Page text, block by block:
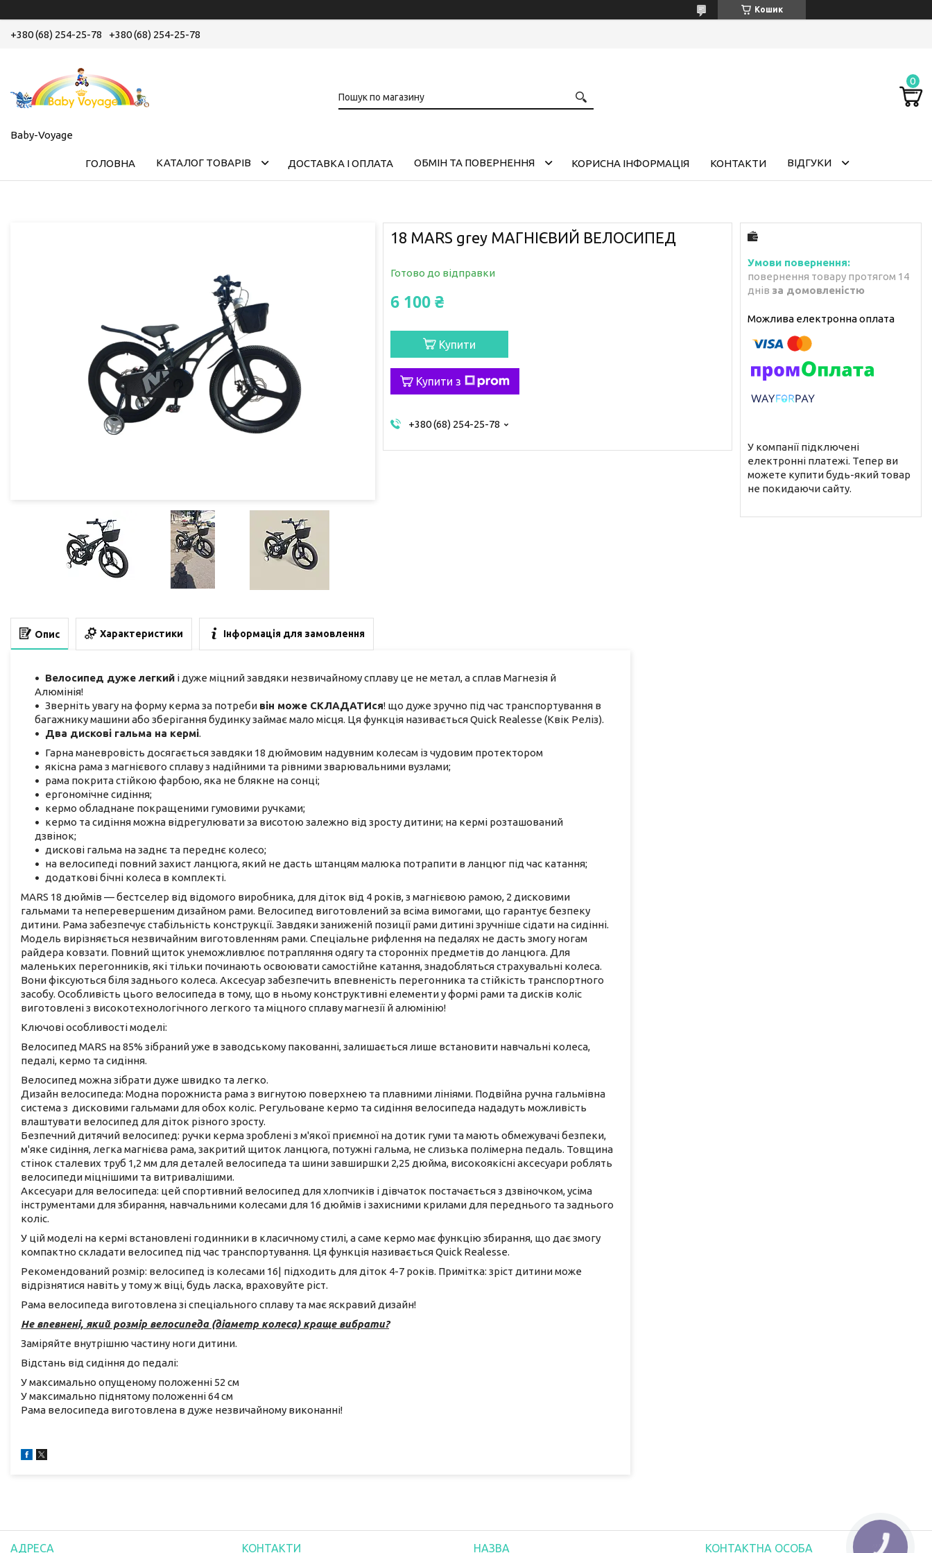
Кошик
+380 (68) 254-25-78 +380 (68) 254-25-78
Baby-Voyage
ГОЛОВНА КАТАЛОГ ТОВАРІВ ДОСТАВКА І ОПЛАТА ОБМІН ТА ПОВЕРНЕННЯ КОРИСНА ІНФОРМАЦІЯ КОНТАКТИ ВІДГУКИ
18 MARS grey МАГНІЄВИЙ ВЕЛОСИПЕД
Готово до відправки
6 100 ₴
Купити
Купити з
+380 (68) 254-25-78
повернення товару протягом 14
днів за домовленістю
У компанії підключені
електронні платежі. Тепер ви
можете купити будь-який товар
не покидаючи сайту.
Опис Характеристики Інформація для замовлення
Велосипед дуже легкий і дуже міцний завдяки незвичайному сплаву це не метал, а сплав Магнезія й
Алюмінія!
Зверніть увагу на форму керма за потреби він може СКЛАДАТИся! що дуже зручно під час транспортування в
багажнику машини або зберігання будинку займає мало місця. Ця функція називається Quick Realesse (Квік Реліз).
Два дискові гальма на кермі.
Гарна маневровість досягається завдяки 18 дюймовим надувним колесам із чудовим протектором
якісна рама з магнієвого сплаву з надійними та рівними зварювальними вузлами;
рама покрита стійкою фарбою, яка не блякне на сонці;
ергономічне сидіння;
кермо обладнане покращеними гумовими ручками;
кермо та сидіння можна відрегулювати за висотою залежно від зросту дитини; на кермі розташований
дзвінок;
дискові гальма на заднє та переднє колесо;
на велосипеді повний захист ланцюга, який не дасть штанцям малюка потрапити в ланцюг під час катання;
додаткові бічні колеса в комплекті.
MARS 18 дюймів — бестселер від відомого виробника, для діток від 4 років, з магнієвою рамою, 2 дисковими
гальмами та неперевершеним дизайном рами. Велосипед виготовлений за всіма вимогами, що гарантує безпеку
дитини. Рама забезпечує стабільність конструкції. Завдяки заниженій позиції рами дитині зручніше сідати на сидінні.
Модель вирізняється незвичайним виготовленням рами. Спеціальне рифлення на педалях не дасть змогу ногам
райдера ковзати. Повний щиток унеможливлює потрапляння одягу та сторонніх предметів до ланцюга. Для
маленьких перегонників, які тільки починають освоювати самостійне катання, знадобляться страхувальні колеса.
Вони фіксуються біля заднього колеса. Аксесуар забезпечить впевненість перегонника та стійкість транспортного
засобу. Особливість цього велосипеда в тому, що в ньому конструктивні елементи у формі рами та дисків коліс
виготовлені з високотехнологічного легкого та міцного сплаву магнезії й алюмінію!
Ключові особливості моделі:
Велосипед MARS на 85% зібраний уже в заводському пакованні, залишається лише встановити навчальні колеса,
педалі, кермо та сидіння.
Велосипед можна зібрати дуже швидко та легко.
Дизайн велосипеда: Модна порожниста рама з вигнутою поверхнею та плавними лініями. Подвійна ручна гальмівна
система з дисковими гальмами для обох коліс. Регульоване кермо та сидіння велосипеда нададуть можливість
влаштувати велосипед для діток різного зросту.
Безпечний дитячий велосипед: ручки керма зроблені з м'якої приємної на дотик гуми та мають обмежувачі безпеки,
м'яке сидіння, легка магнієва рама, закритий щиток ланцюга, потужні гальма, не слизька полімерна педаль. Товщина
стінок сталевих труб 1,2 мм для деталей велосипеда та шини завширшки 2,25 дюйма, високоякісні аксесуари роблять
велосипеди міцнішими та витривалішими.
Аксесуари для велосипеда: цей спортивний велосипед для хлопчиків і дівчаток постачається з дзвіночком, усіма
інструментами для збирання, навчальними колесами для 16 дюймів і захисними крилами для переднього та заднього
коліс.
У цій моделі на кермі встановлені годинники в класичному стилі, а саме кермо має функцію збирання, що дає змогу
компактно складати велосипед під час транспортування. Ця функція називається Quick Realesse.
Рекомендований розмір: велосипед із колесами 16| підходить для діток 4-7 років. Примітка: зріст дитини може
відрізнятися навіть у тому ж віці, будь ласка, враховуйте ріст.
Рама велосипеда виготовлена зі спеціального сплаву та має яскравий дизайн!
Не впевнені, який розмір велосипеда (діаметр колеса) краще вибрати?
Заміряйте внутрішню частину ноги дитини.
Відстань від сидіння до педалі:
У максимально опущеному положенні 52 см
У максимально піднятому положенні 64 см
Рама велосипеда виготовлена в дуже незвичайному виконанні!
КНОПКА
ЗВ'ЯЗКУ